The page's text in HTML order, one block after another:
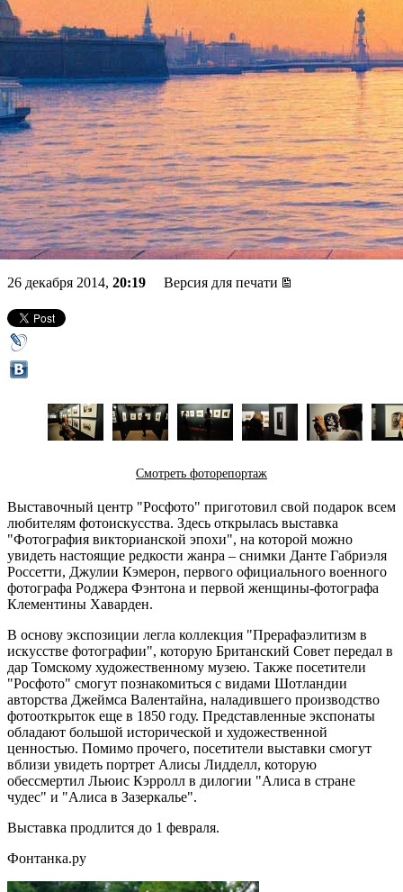
В Петербурге демонстируют
портрет Алисы из Страны
чудес и другие фото времен
прерафаэлитов
26 декабря 2014, 20:19 Версия для печати
Смотреть фоторепортаж
Выставочный центр "Росфото" приготовил свой подарок всем
любителям фотоискусства. Здесь открылась выставка
"Фотография викторианской эпохи", на которой можно
увидеть настоящие редкости жанра – снимки Данте Габриэля
Россетти, Джулии Кэмерон, первого официального военного
фотографа Роджера Фэнтона и первой женщины-фотографа
Клементины Хаварден.
В основу экспозиции легла коллекция "Прерафаэлитизм в
искусстве фотографии", которую Британский Совет передал в
дар Томскому художественному музею. Также посетители
"Росфото" смогут познакомиться с видами Шотландии
авторства Джеймса Валентайна, наладившего производство
фотооткрыток еще в 1850 году. Представленные экспонаты
обладают большой исторической и художественной
ценностью. Помимо прочего, посетители выставки смогут
вблизи увидеть портрет Алисы Лидделл, которую
обессмертил Льюис Кэрролл в дилогии "Алиса в стране
чудес" и "Алиса в Зазеркалье".
Выставка продлится до 1 февраля.
Фонтанка.ру